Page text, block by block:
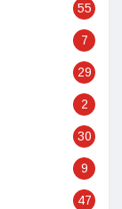
55
7
29
2
30
9
47